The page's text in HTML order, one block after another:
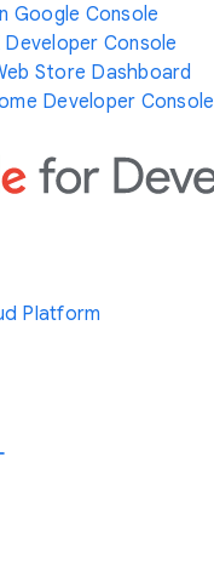
Google Console
Console
Store Dashboard
Developer Console
Platform